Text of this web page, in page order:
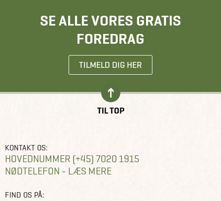
SE ALLE VORES GRATIS
FOREDRAG
TILMELD DIG HER
TIL TOP
KONTAKT OS:
HOVEDNUMMER (+45) 7020 1915
NØDTELEFON - LÆS MERE
FIND OS PÅ: